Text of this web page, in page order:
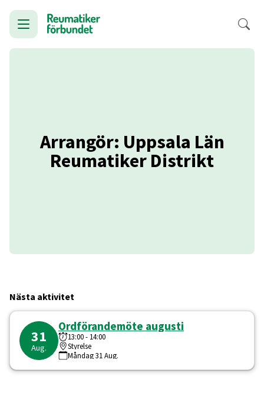
Arrangör: Uppsala Län
Reumatiker Distrikt
Nästa aktivitet
31
Aug.
Ordförandemöte augusti
13:00- 14:00
Styrelse
Måndag31 Aug.